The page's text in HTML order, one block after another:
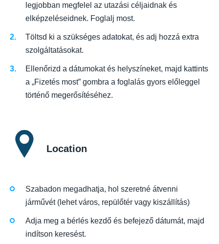
legjobban megfelel az utazási céljaidnak és
elképzeléseidnek. Foglalj most.
Töltsd ki a szükséges adatokat, és adj hozzá extra
szolgáltatásokat.
Ellenőrizd a dátumokat és helyszíneket, majd kattints
a „Fizetés most” gombra a foglalás gyors előleggel
történő megerősítéséhez.
Location
Szabadon megadhatja, hol szeretné átvenni
járművét (lehet város, repülőtér vagy kiszállítás)
Adja meg a bérlés kezdő és befejező dátumát, majd
indítson keresést.